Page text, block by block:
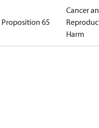
Proposition 65
Cancer
Harm